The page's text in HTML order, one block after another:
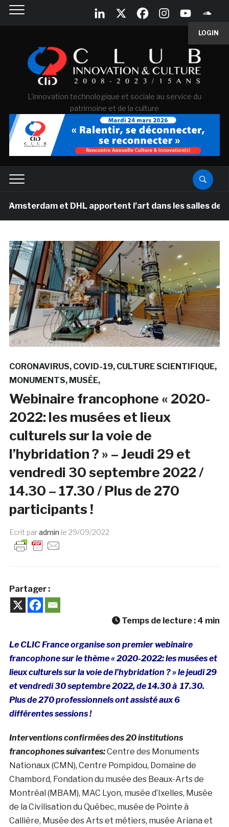
LOGIN
L'innovation technologique et sociale au service du
patrimoine et de la culture
et DHL apportent l’art dans les salles de classe
CORONAVIRUS COVID-19 CULTURE SCIENTIFIQUE
MONUMENTS MUSÉE
Webinaire francophone « 2020-
2022: les musées et lieux
culturels sur la voie de
l’hybridation ? » – Jeudi 29 et
vendredi 30 septembre 2022 /
14.30 – 17.30 / Plus de 270
participants !
Ecrit paradmin le 29/09/2022
Partager :
Temps de lecture : 4 min
Le CLIC France organise son premier webinaire
francophone sur le thème « 2020-2022: les musées et
lieux culturels sur la voie de l’hybridation ? » le jeudi 29
et vendredi 30 septembre 2022, de 14.30 à 17.30.
Plus de 270 professionnels ont assisté aux 6
différentes sessions !
Interventions confirmées des 20 institutions
francophones suivantes:Centre des Monuments
Nationaux (CMN), Centre Pompidou, Domaine de
Chambord, Fondation du musée des Beaux-Arts de
Montréal (MBAM), MAC Lyon, musée d’Ixelles, Musée
de la Civilisation du Québec, musée de Pointe à
Callière, Musée des Arts et métiers, musée Ariana et